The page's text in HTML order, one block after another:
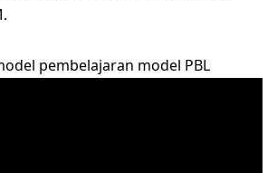
pembelajaran model PBL